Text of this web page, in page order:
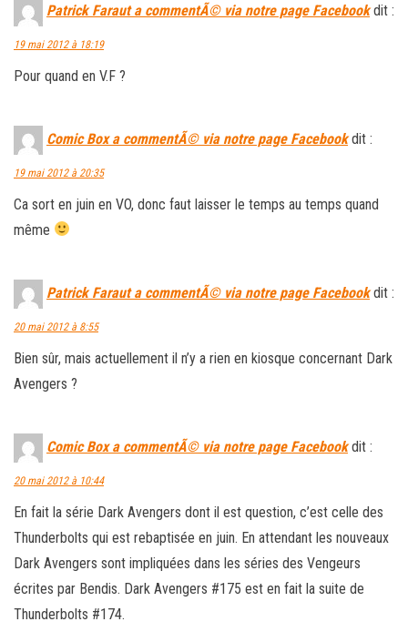
Patrick Faraut a commentÃ© via notre page Facebook dit :
19 mai 2012 à 18:19
Pour quand en V.F ?
Comic Box a commentÃ© via notre page Facebook dit :
19 mai 2012 à 20:35
Ca sort en juin en VO, donc faut laisser le temps au temps quand
même
Patrick Faraut a commentÃ© via notre page Facebook dit :
20 mai 2012 à 8:55
Bien sûr, mais actuellement il n’y a rien en kiosque concernant Dark
Avengers ?
Comic Box a commentÃ© via notre page Facebook dit :
20 mai 2012 à 10:44
En fait la série Dark Avengers dont il est question, c’est celle des
Thunderbolts qui est rebaptisée en juin. En attendant les nouveaux
Dark Avengers sont impliquées dans les séries des Vengeurs
écrites par Bendis. Dark Avengers #175 est en fait la suite de
Thunderbolts #174.